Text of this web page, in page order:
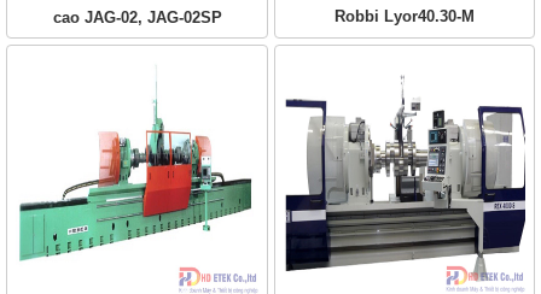
cao JAG-02, JAG-02SP
Robbi Lyor40.30-M